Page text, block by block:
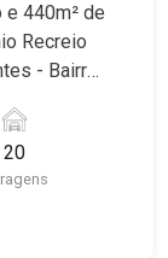
e 440m² de
Recreio
- Bairro
20